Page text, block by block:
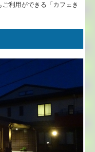
用ができる「カフェき